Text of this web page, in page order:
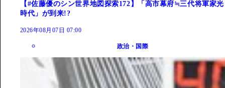
【#佐藤優のシン世界地図探索172】「高市幕府≒三代将軍家光
時代」が到来!?
2026年08月07日 07:00
政治・国際